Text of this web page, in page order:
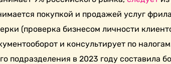
покупкой и продажей услуг
(проверка бизнесом личности
и консультирует по
подразделения в 2023 году составила